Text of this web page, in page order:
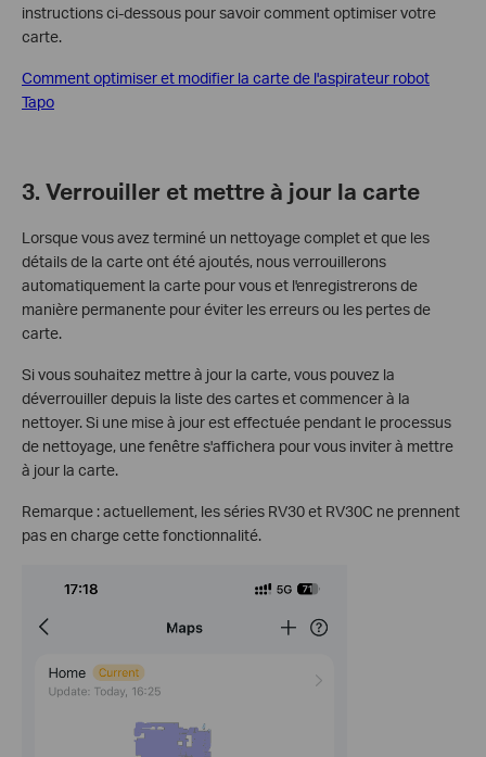
instructions ci-dessous pour savoir comment optimiser votre
carte.
Comment optimiser et modifier la carte de l'aspirateur robot
Tapo
3. Verrouiller et mettre à jour la carte
Lorsque vous avez terminé un nettoyage complet et que les
détails de la carte ont été ajoutés, nous verrouillerons
automatiquement la carte pour vous et l'enregistrerons de
manière permanente pour éviter les erreurs ou les pertes de
carte.
Si vous souhaitez mettre à jour la carte, vous pouvez la
déverrouiller depuis la liste des cartes et commencer à la
nettoyer. Si une mise à jour est effectuée pendant le processus
de nettoyage, une fenêtre s'affichera pour vous inviter à mettre
à jour la carte.
Remarque : actuellement, les séries RV30 et RV30C ne prennent
pas en charge cette fonctionnalité.